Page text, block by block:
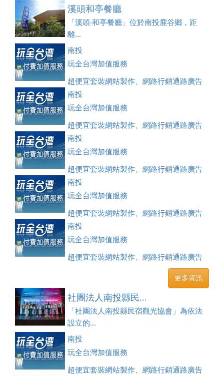
溪頭和亭餐廳
「溪頭‧和亭餐廳」位於南投鹿谷鄉，距
離...
南投
玩全台灣加值服務
超便宜套裝網站製作、網路行銷通路廣告
刊登、訂房系統、客房委託旅行社銷售，全面優惠中....
南投
玩全台灣加值服務
超便宜套裝網站製作、網路行銷通路廣告
刊登、訂房系統、客房委託旅行社銷售，全面優惠中....
南投
玩全台灣加值服務
超便宜套裝網站製作、網路行銷通路廣告
刊登、訂房系統、客房委託旅行社銷售，全面優惠中....
南投
玩全台灣加值服務
超便宜套裝網站製作、網路行銷通路廣告
刊登、訂房系統、客房委託旅行社銷售，全面優惠中....
南投
玩全台灣加值服務
超便宜套裝網站製作、網路行銷通路廣告
刊登、訂房系統、客房委託旅行社銷售，全面優惠中....
更多資訊
社團法人南投縣民...
「社團法人南投縣民宿觀光協會」為依法
設立的...
南投
玩全台灣加值服務
超便宜套裝網站製作、網路行銷通路廣告